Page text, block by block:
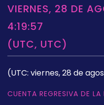
VIERNES, 28 DE
4:19:57
(UTC, UTC)
(UTC: viernes, 28 de
CUENTA REGRESIVA DE LA